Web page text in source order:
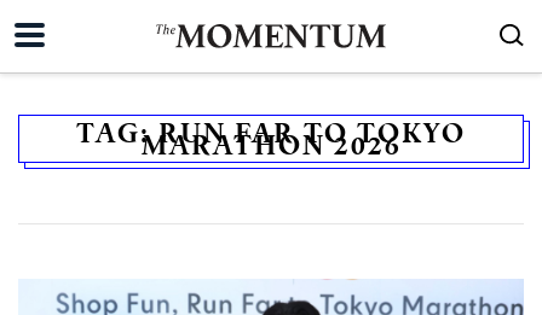
TAG:RUN FAR TO TOKYO
MARATHON 2026